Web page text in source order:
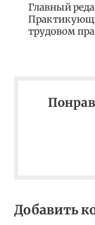
Главный
трудовом
Добавить